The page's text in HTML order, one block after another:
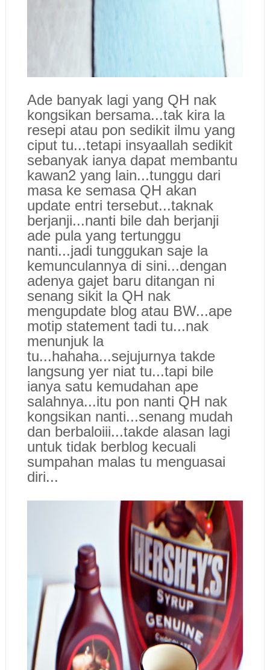
Ade banyak lagi yang QH nak
kongsikan bersama...tak kira la
resepi atau pon sedikit ilmu yang
ciput tu...tetapi insyaallah sedikit
sebanyak ianya dapat membantu
kawan2 yang lain...tunggu dari
masa ke semasa QH akan
update entri tersebut...taknak
berjanji...nanti bile dah berjanji
ade pula yang tertunggu
nanti...jadi tunggukan saje la
kemunculannya di sini...dengan
adenya gajet baru ditangan ni
senang sikit la QH nak
mengupdate blog atau BW...ape
motip statement tadi tu...nak
menunjuk la
tu...hahaha...sejujurnya takde
langsung yer niat tu...tapi bile
ianya satu kemudahan ape
salahnya...itu pon nanti QH nak
kongsikan nanti...senang mudah
dan berbaloiii...takde alasan lagi
untuk tidak berblog kecuali
sumpahan malas tu menguasai
diri...